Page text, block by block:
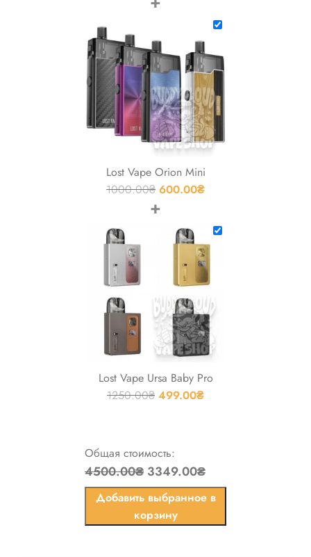
Lost Vape Orion Mini
1000.00₴ 600.00₴
+
Lost Vape Ursa Baby Pro
1250.00₴ 499.00₴
Общая стоимость:
4500.00₴ 3349.00₴
Добавить выбранное в
корзину